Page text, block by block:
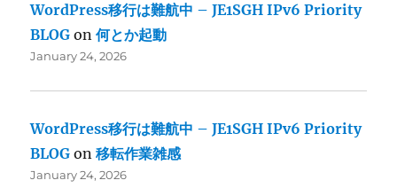
WordPress移行は難航中 – JE1SGH IPv6 Priority
BLOG on何とか起動
January 24, 2026
WordPress移行は難航中 – JE1SGH IPv6 Priority
BLOG on移転作業雑感
January 24, 2026